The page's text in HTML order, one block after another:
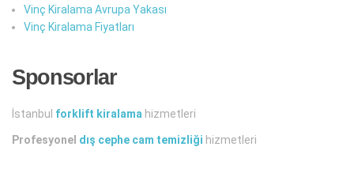
Vinç Kiralama Avrupa Yakası
Vinç Kiralama Fiyatları
Sponsorlar
İstanbul forklift kiralama hizmetleri
Profesyonel dış cephe cam temizliği hizmetleri